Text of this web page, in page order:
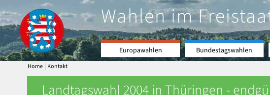
Wahlen im
Europawahlen Bundestagswahlen
Home | Kontakt
Landtagswahl 2004 in Thüringen -